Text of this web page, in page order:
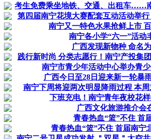
考生免费乘坐地铁、交通、出租车……
第四届南宁花境大赛配套互动活动举
南宁又一特色水果抢鲜上市
南宁各小学“六一”活动
广西发现新物种 命名
践行新时尚 分类志愿行！南宁产投集
南宁市青少年活动中心举办青
广西今日至28日迎来新一轮暴
南宁下周将迎两次明显降雨过程 本
下班充电！南宁青年夜校花
广西文化旅游推介会
青春热血“篮”不住 首
青春热血“篮”不住 首届南宁